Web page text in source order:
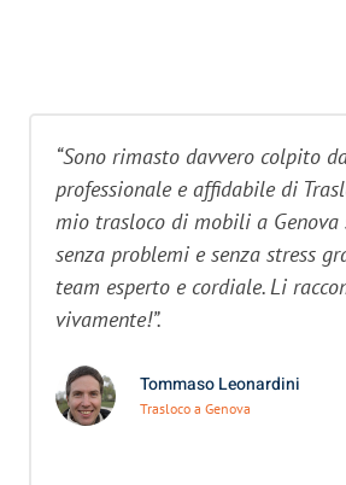
“Sono rimasto davvero colpito
professionale e affidabile di
mio trasloco di mobili a Genova
senza problemi e senza stress
team esperto e cordiale. Li
vivamente!”.
Tommaso Leonardini
Trasloco a Genova